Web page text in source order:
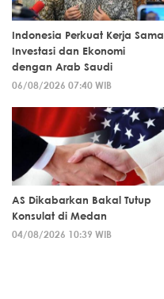
Indonesia Perkuat Kerja Sama
Investasi dan Ekonomi
dengan Arab Saudi
06/08/2026 07:40 WIB
AS Dikabarkan Bakal Tutup
Konsulat di Medan
04/08/2026 10:39 WIB